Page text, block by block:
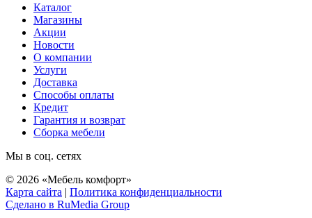
Каталог
Магазины
Акции
Новости
О компании
Услуги
Доставка
Способы оплаты
Кредит
Гарантия и возврат
Сборка мебели
Мы в соц. сетях
© 2026 «Мебель комфорт»
Карта сайта | Политика конфиденциальности
Сделано в RuMedia Group